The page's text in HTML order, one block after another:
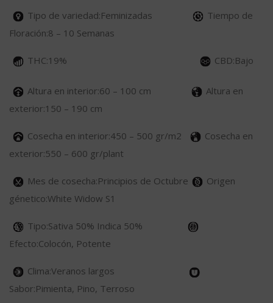
Tipo de variedad:Feminizadas
Tiempo de
Floración:8 – 10 Semanas
THC:19% CBD:Bajo
Altura en interior:60 – 100 cm
Altura en
exterior:150 – 190 cm
Cosecha en interior:450 – 500 gr/m2
Cosecha en
exterior:550 – 600 gr/plant
Mes de cosecha:Principios de Octubre
Origen
génetico:White Widow S1
Tipo:Sativa 50% Indica 50%
Efecto:Colocón, Potente
Clima:Veranos largos
Sabor:Pimienta, Pino, Terroso